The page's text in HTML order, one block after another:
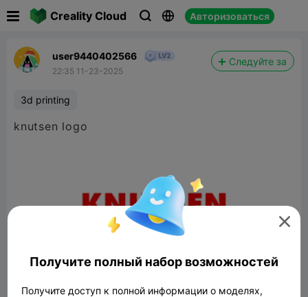
Creality Cloud   Авторизоваться
user9440402566
22:35 11-23-2025
Следуйте за
3d printing
knutsen logo

Получите полный набор возможностей
Получите доступ к полной информации о моделях,